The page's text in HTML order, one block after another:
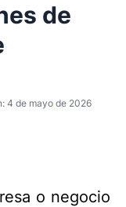
de
4 de mayo de 2026
o negocio